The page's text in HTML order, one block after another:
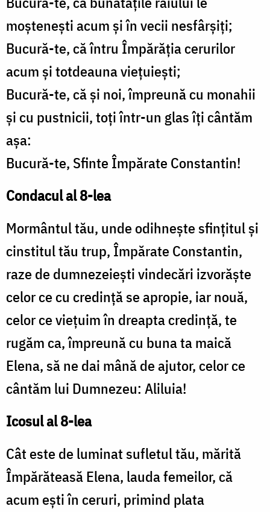
moşteneşti acum şi în vecii nesfârşiţi;
Bucură-te, că întru Împărăţia cerurilor
acum şi totdeauna vieţuieşti;
Bucură-te, că şi noi, împreună cu monahii
şi cu pustnicii, toţi într-un glas îţi cântăm
aşa:
Bucură-te, Sfinte Împărate Constantin!
Condacul al 8-lea
Mormântul tău, unde odihneşte sfinţitul şi
cinstitul tău trup, Împărate Constantin,
raze de dumnezeieşti vindecări izvorăşte
celor ce cu credinţă se apropie, iar nouă,
celor ce vieţuim în dreapta credinţă, te
rugăm ca, împreună cu buna ta maică
Elena, să ne dai mână de ajutor, celor ce
cântăm lui Dumnezeu: Aliluia!
Icosul al 8-lea
Cât este de luminat sufletul tău, mărită
Împărăteasă Elena, lauda femeilor, că
acum eşti în ceruri, primind plata